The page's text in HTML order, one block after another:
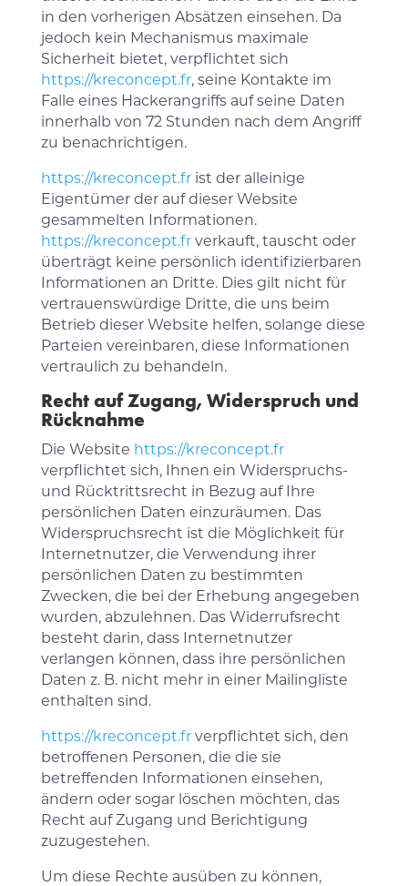
in den vorherigen Absätzen einsehen. Da
jedoch kein Mechanismus maximale
Sicherheit bietet, verpflichtet sich
https://kreconcept.fr, seine Kontakte im
Falle eines Hackerangriffs auf seine Daten
innerhalb von 72 Stunden nach dem Angriff
zu benachrichtigen.
https://kreconcept.frist der alleinige
Eigentümer der auf dieser Website
gesammelten Informationen.
https://kreconcept.frverkauft, tauscht oder
überträgt keine persönlich identifizierbaren
Informationen an Dritte. Dies gilt nicht für
vertrauenswürdige Dritte, die uns beim
Betrieb dieser Website helfen, solange diese
Parteien vereinbaren, diese Informationen
vertraulich zu behandeln.
Recht auf Zugang, Widerspruch und
Rücknahme
Die Website https://kreconcept.fr
verpflichtet sich, Ihnen ein Widerspruchs-
und Rücktrittsrecht in Bezug auf Ihre
persönlichen Daten einzuräumen. Das
Widerspruchsrecht ist die Möglichkeit für
Internetnutzer, die Verwendung ihrer
persönlichen Daten zu bestimmten
Zwecken, die bei der Erhebung angegeben
wurden, abzulehnen. Das Widerrufsrecht
besteht darin, dass Internetnutzer
verlangen können, dass ihre persönlichen
Daten z. B. nicht mehr in einer Mailingliste
enthalten sind.
https://kreconcept.frverpflichtet sich, den
betroffenen Personen, die die sie
betreffenden Informationen einsehen,
ändern oder sogar löschen möchten, das
Recht auf Zugang und Berichtigung
zuzugestehen.
Um diese Rechte ausüben zu können,